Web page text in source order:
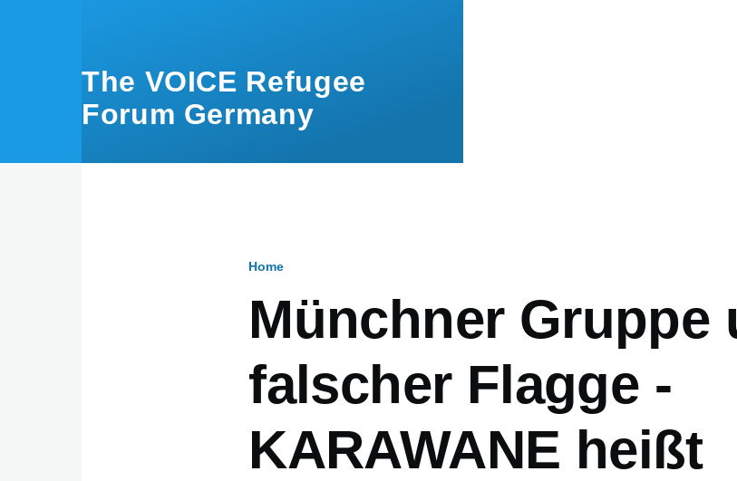
The VOICE Refugee
Forum Germany
Home
Münchner Gruppe
falscher Flagge -
KARAWANE heißt